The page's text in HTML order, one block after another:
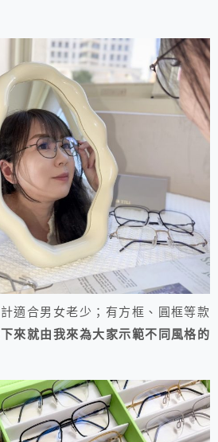
適合男女老少；有方框、圓框等款
來就由我來為大家示範不同風格的